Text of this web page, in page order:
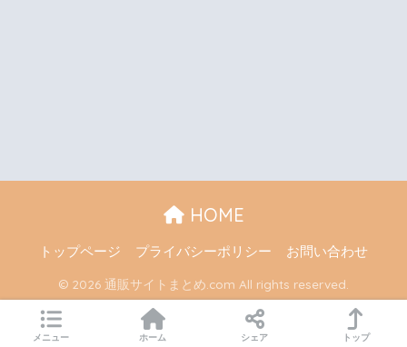
HOME
トップページ プライバシーポリシー お問い合わせ
© 2026 通販サイトまとめ.com All rights reserved.
メニュー ホーム シェア トップ